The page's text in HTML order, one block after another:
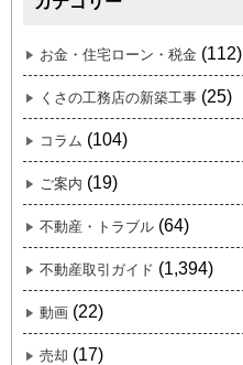
お金・住宅ローン・税金 (112)
くさの工務店の新築工事 (25)
コラム (104)
ご案内 (19)
不動産・トラブル (64)
不動産取引ガイド (1,394)
動画 (22)
売却 (17)